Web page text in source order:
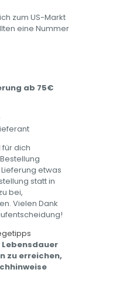
zum US-Markt
eine Nummer
ab 75€
dich
etwas
statt in
bei,
Vielen Dank
zu erreichen,